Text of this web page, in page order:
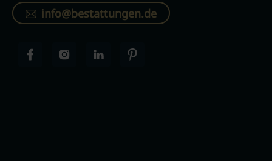
info@bestattungen.de